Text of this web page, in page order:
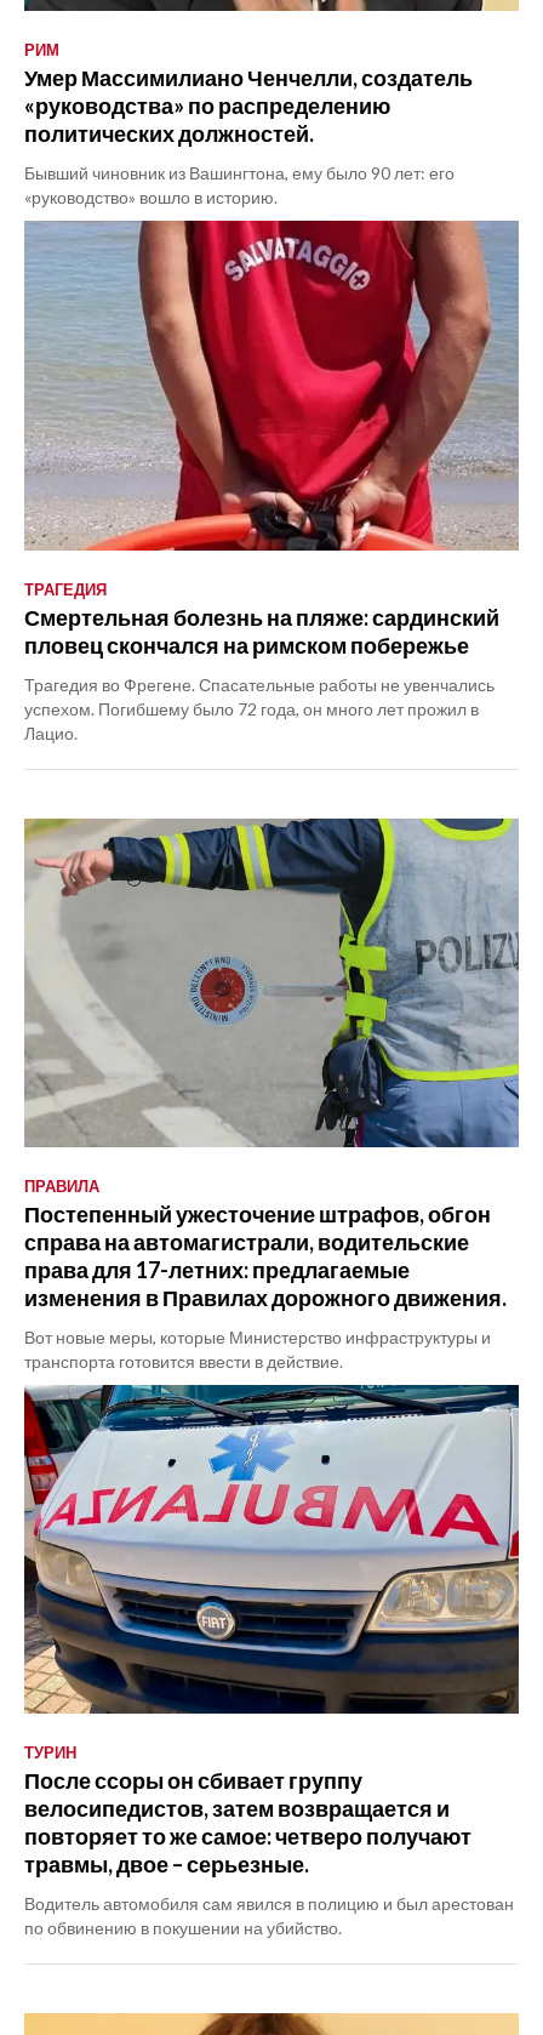
РИМ
Умер Массимилиано Ченчелли, создатель
«руководства» по распределению
политических должностей.
Бывший чиновник из Вашингтона, ему было 90 лет: его
«руководство» вошло в историю.
ТРАГЕДИЯ
Смертельная болезнь на пляже: сардинский
пловец скончался на римском побережье
Трагедия во Фрегене. Спасательные работы не увенчались
успехом. Погибшему было 72 года, он много лет прожил в
Лацио.
ПРАВИЛА
Постепенный ужесточение штрафов, обгон
справа на автомагистрали, водительские
права для 17-летних: предлагаемые
изменения в Правилах дорожного движения.
Вот новые меры, которые Министерство инфраструктуры и
транспорта готовится ввести в действие.
ТУРИН
После ссоры он сбивает группу
велосипедистов, затем возвращается и
повторяет то же самое: четверо получают
травмы, двое – серьезные.
Водитель автомобиля сам явился в полицию и был арестован
по обвинению в покушении на убийство.